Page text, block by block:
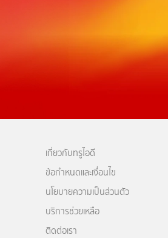
เกี่ยวกับทรูไอดี
ข้อกำหนดและเงื่อนไข
นโยบายความเป็นส่วนตัว
บริการช่วยเหลือ
ติดต่อเรา